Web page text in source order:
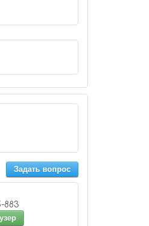
Задать вопрос
883